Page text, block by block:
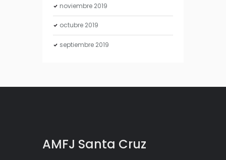
noviembre 2019
octubre 2019
septiembre 2019
AMFJ Santa Cruz